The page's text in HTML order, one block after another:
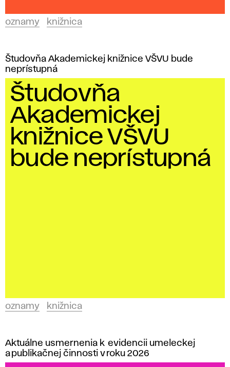
oznamy knižnica
Študovňa Akademickej knižnice VŠVU bude
neprístupná
Študovňa
Akademickej
knižnice VŠVU
bude neprístupná
oznamy knižnica
Aktuálne usmernenia k evidencii umeleckej
a publikačnej činnosti v roku 2026